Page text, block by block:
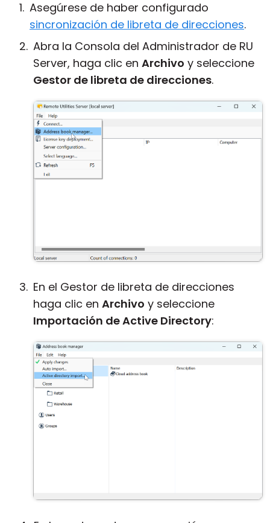
Asegúrese de haber configurado
sincronización de libreta de direcciones.
Abra la Consola del Administrador de RU
Server, haga clic en Archivo y seleccione
Gestor de libreta de direcciones.
En el Gestor de libreta de direcciones
haga clic en Archivo y seleccione
Importación de Active Directory: